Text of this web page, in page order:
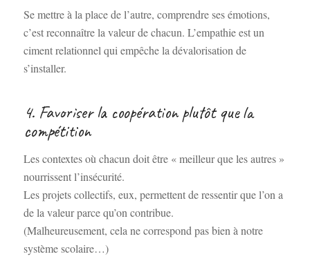
Se mettre à la place de l’autre, comprendre ses émotions,
c’est reconnaître la valeur de chacun. L’empathie est un
ciment relationnel qui empêche la dévalorisation de
s’installer.
4. Favoriser la coopération plutôt que la
compétition
Les contextes où chacun doit être « meilleur que les autres »
nourrissent l’insécurité.
Les projets collectifs, eux, permettent de ressentir que l’on a
de la valeur parce qu’on contribue.
(Malheureusement, cela ne correspond pas bien à notre
système scolaire…)